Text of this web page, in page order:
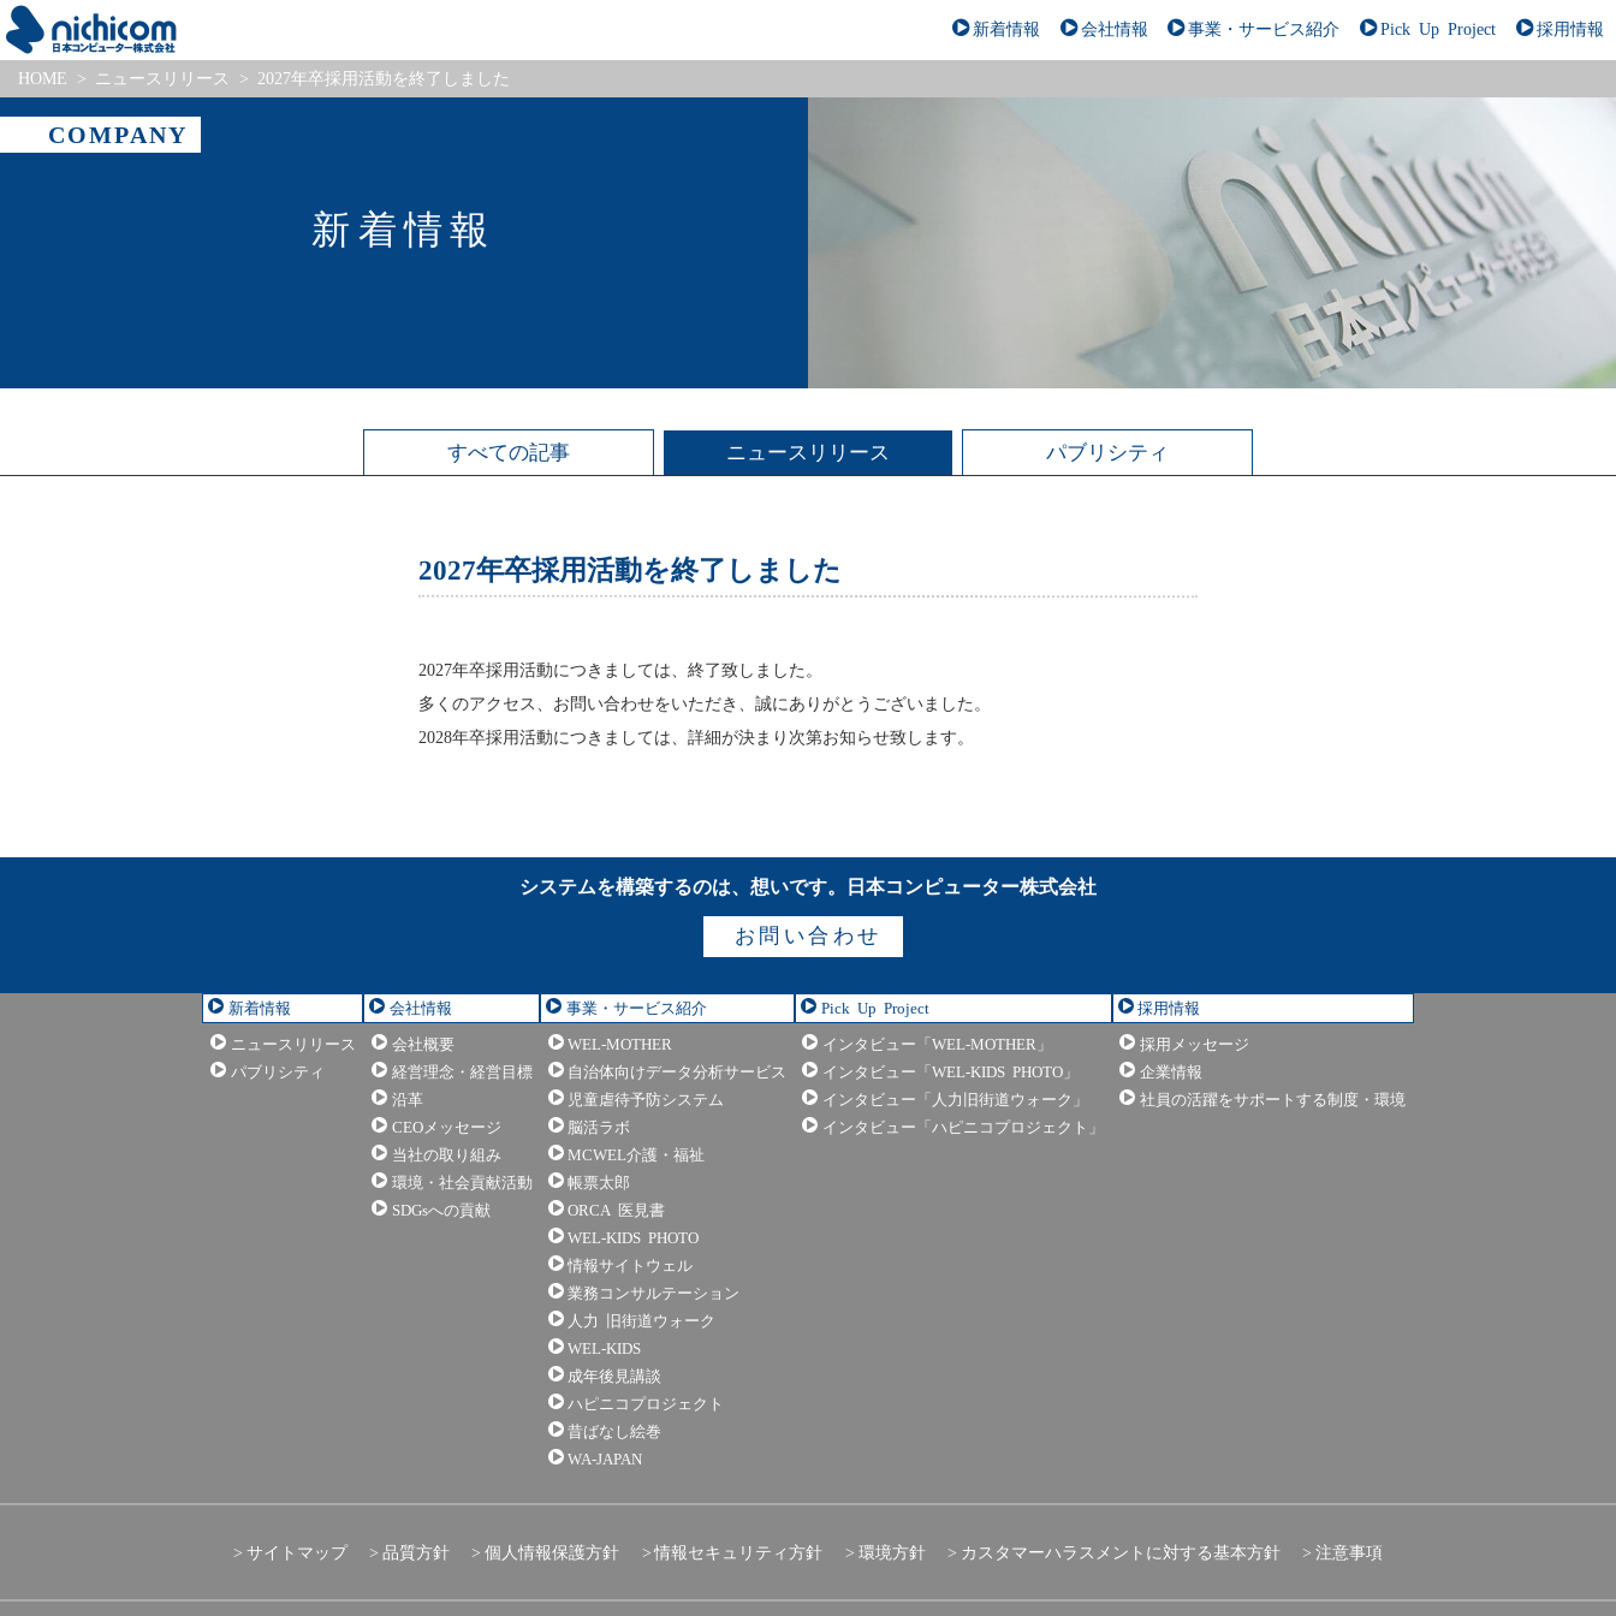
新着情報 会社情報 事業・サービス紹介 Pick Up Project 採用情報
HOME ニュースリリース 2027年卒採用活動を終了しました
COMPANY
新着情報
すべての記事 ニュース リリース パブリシティ
2027年卒採用活動を終了しました
2027年卒採用活動につきましては、終了致しました。
多くのアクセス、お問い合わせをいただき、誠にありがとうございました。
2028年卒採用活動につきましては、詳細が決まり次第お知らせ致します。
システムを構築するのは、想いです。 日本コンピューター株式会社
お問い合わせ
新着情報
ニュースリリース
パブリシティ
会社情報
会社概要
経営理念・経営目標
沿革
CEOメッセージ
当社の取り組み
環境・社会貢献活動
SDGsへの貢献
事業・サービス紹介
WEL-MOTHER
自治体向けデータ分析サービス
児童虐待予防システム
脳活ラボ
MCWEL介護・福祉
帳票太郎
ORCA 医見書
WEL-KIDS PHOTO
情報サイトウェル
業務コンサルテーション
人力 旧街道ウォーク
WEL-KIDS
成年後見講談
ハピニコプロジェクト
昔ばなし絵巻
WA-JAPAN
Pick Up Project
インタビュー「WEL-MOTHER」
インタビュー「WEL-KIDS PHOTO」
インタビュー「人力旧街道ウォーク」
インタビュー「ハピニコプロジェクト」
採用情報
採用メッセージ
企業情報
社員の活躍をサポートする制度・環境
サイトマップ 品質方針 個人情報保護方針 情報セキュリティ方針 環境方針 カスタマーハラスメントに対する基本方針 注意事項